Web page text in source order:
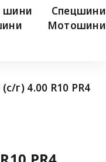
шини
Спецшини
Мотошини
г) 4.00 R10 PR4